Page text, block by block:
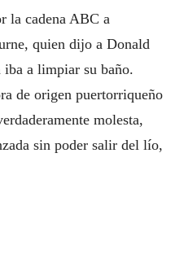
la cadena ABC a
quien dijo a Donald
a limpiar su baño.
de origen puertorriqueño
molesta,
sin poder salir del lío,